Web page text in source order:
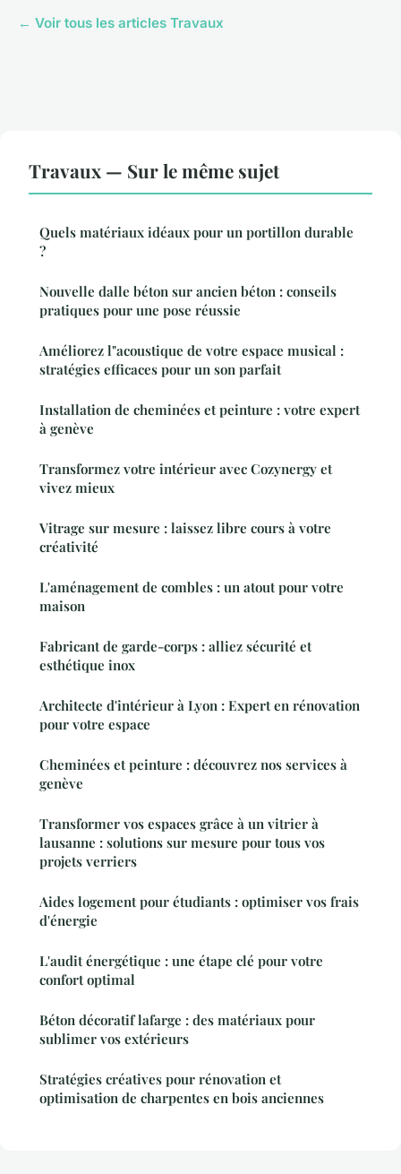
← Voir tous les articles Travaux
Travaux — Sur le même sujet
Quels matériaux idéaux pour un portillon durable
?
Nouvelle dalle béton sur ancien béton : conseils
pratiques pour une pose réussie
Améliorez l"acoustique de votre espace musical :
stratégies efficaces pour un son parfait
Installation de cheminées et peinture : votre expert
à genève
Transformez votre intérieur avec Cozynergy et
vivez mieux
Vitrage sur mesure : laissez libre cours à votre
créativité
L'aménagement de combles : un atout pour votre
maison
Fabricant de garde-corps : alliez sécurité et
esthétique inox
Architecte d'intérieur à Lyon : Expert en rénovation
pour votre espace
Cheminées et peinture : découvrez nos services à
genève
Transformer vos espaces grâce à un vitrier à
lausanne : solutions sur mesure pour tous vos
projets verriers
Aides logement pour étudiants : optimiser vos frais
d'énergie
L'audit énergétique : une étape clé pour votre
confort optimal
Béton décoratif lafarge : des matériaux pour
sublimer vos extérieurs
Stratégies créatives pour rénovation et
optimisation de charpentes en bois anciennes